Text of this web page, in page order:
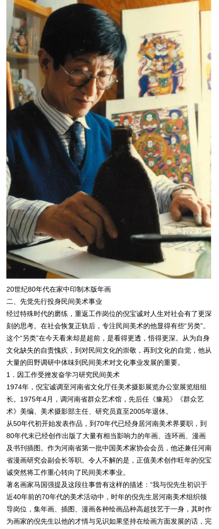
20世纪80年代在家中印制木版年画
二、先觉先行投身民间美术事业
经过特殊时代的磨练，重返工作岗位的倪宝诚对人生对社会有了更深
刻的思考。在社会恢复正轨后，专注民间美术的他显得有些“另类”。
这个“另类”在今天看来却是超前，是看得更透，悟得更深。从为自身
文化缺失的自责愧疚，到对民间文化的崇敬，再到文化的自觉，他从
大量的田野调研中体味到民间美术对文化事业发展的重要。
1．因工作受挫发奋学习研究民间美术
1974年，倪宝诚调至河南省文化厅任美术摄影展览办公室展览组组
长。1975年4月，调河南省群众艺术馆，先后任《豫苑》《群众艺
术》美编、美术摄影部主任、研究员直至2005年退休。
从50年代初开始发表作品，到70年代已经身居河南美术界要职，到
80年代末已经创作出版了大量有相当影响力的年画、连环画、漫画
及书刊插图。作为河南省第一批中国美术家协会会员，他还兼任河南
省漫画研究会副会长等职。令人不解的是，正值美术创作旺年的倪宝
诚突然将工作重心转向了民间美术事业。
著名画家马国强提及这段往事曾有这样的描述：“我与倪先生初识于
近40年前的70年代的美术活动中，时年的倪先生居河南美术组织领
导岗位，集年画、插图、漫画各种绘画品种高超技艺于一身，其时作
为画家的倪先生以他的才情与见识如果坚持在绘画方面发展的话，完